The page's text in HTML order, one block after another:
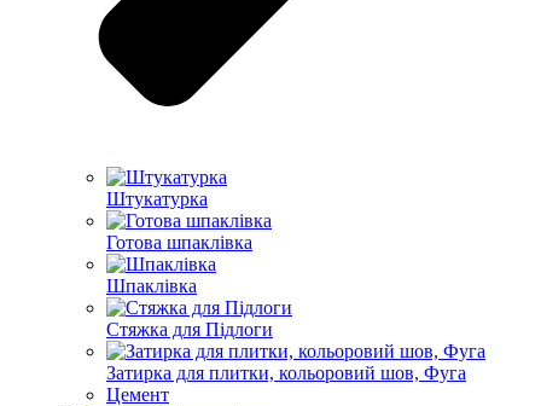
Штукатурка
Готова шпаклівка
Шпаклівка
Стяжка для Підлоги
Затирка для плитки, кольоровий шов, Фуга
Цемент